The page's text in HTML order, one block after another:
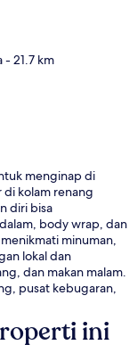
- 21.7 km
menginap di
di kolam renang
diri bisa
body wrap, dan
minuman,
lokal dan
dan makan malam.
pusat kebugaran,
ini